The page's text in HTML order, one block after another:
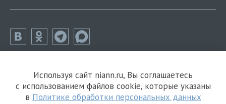
Используя сайт niann.ru, Вы соглашаетесь
с использованием файлов cookie, которые указаны
в Политике обработки персональных данных